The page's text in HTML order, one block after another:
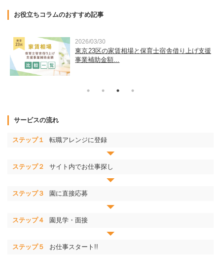
お役立ちコラムのおすすめ記事
2026/03/30
東京23区の家賃相場と保育士宿舎借り上げ支援
事業補助金額...
サービスの流れ
ステップ１ 転職アレンジに登録
ステップ２ サイト内でお仕事探し
ステップ３ 園に直接応募
ステップ４ 園見学・面接
ステップ５ お仕事スタート!!